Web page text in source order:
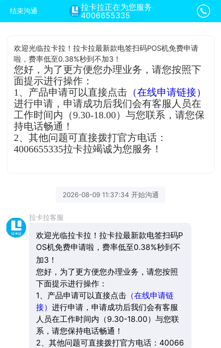
结束沟通
拉卡拉正在为您服务
4006655335
欢迎光临拉卡拉！拉卡拉最新款电签扫码POS机免费申请
啦，费率低至0.38%秒到不加3！
您好，为了更方便您办理业务，请您按照下
面提示进行操作：
1、产品申请可以直接点击 （在线申请链接）
进行申请，申请成功后我们会有客服人员在
工作时间内（9.30-18.00）与您联系，请您保
持电话畅通！
2、其他问题可直接拨打官方电话：
4006655335拉卡拉竭诚为您服务！
2026-08-09 11:37:34 开始沟通
拉卡拉客服
欢迎光临拉卡拉！拉卡拉最新款电签扫码P
OS机免费申请啦，费率低至0.38%秒到不
加3！
您好，为了更方便您办理业务，请您按照
下面提示进行操作：
1、产品申请可以直接点击（在线申请链
接） 进行申请，申请成功后我们会有客服
人员在工作时间内（9.30-18.00）与您联
系，请您保持电话畅通！
2、其他问题可直接拨打官方电话：40066